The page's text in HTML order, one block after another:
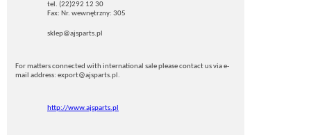
tel. (22)292 12 30
Fax: Nr. wewnętrzny: 305
sklep@ajsparts.pl
For matters connected with international sale please contact us via e-
mail address: export@ajsparts.pl.
http://www.ajsparts.pl